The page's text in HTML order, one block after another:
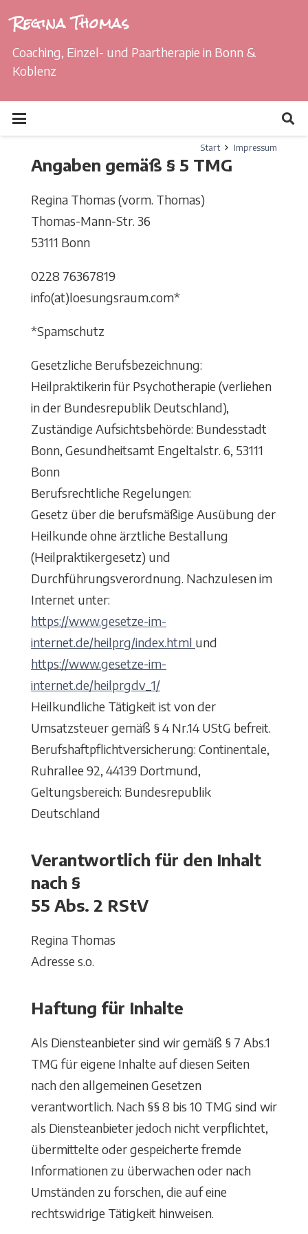
Regina Thomas
Coaching, Einzel- und Paartherapie in Bonn &
Koblenz
Start Impressum
Angaben gemäß § 5 TMG
Regina Thomas (vorm. Thomas)
Thomas-Mann-Str. 36
53111 Bonn
0228 76367819
info(at)loesungsraum.com*
*Spamschutz
Gesetzliche Berufsbezeichnung:
Heilpraktikerin für Psychotherapie (verliehen
in der Bundesrepublik Deutschland),
Zuständige Aufsichtsbehörde: Bundesstadt
Bonn, Gesundheitsamt Engeltalstr. 6, 53111
Bonn
Berufsrechtliche Regelungen:
Gesetz über die berufsmäßige Ausübung der
Heilkunde ohne ärztliche Bestallung
(Heilpraktikergesetz) und
Durchführungsverordnung. Nachzulesen im
Internet unter:
https://www.gesetze-im-
internet.de/heilprg/index.html und
https://www.gesetze-im-
internet.de/heilprgdv_1/
Heilkundliche Tätigkeit ist von der
Umsatzsteuer gemäß § 4 Nr.14 UStG befreit.
Berufshaftpflichtversicherung: Continentale,
Ruhrallee 92, 44139 Dortmund,
Geltungsbereich: Bundesrepublik
Deutschland
Verantwortlich für den Inhalt
nach §
55 Abs. 2 RStV
Regina Thomas
Adresse s.o.
Haftung für Inhalte
Als Diensteanbieter sind wir gemäß § 7 Abs.1
TMG für eigene Inhalte auf diesen Seiten
nach den allgemeinen Gesetzen
verantwortlich. Nach §§ 8 bis 10 TMG sind wir
als Diensteanbieter jedoch nicht verpflichtet,
übermittelte oder gespeicherte fremde
Informationen zu überwachen oder nach
Umständen zu forschen, die auf eine
rechtswidrige Tätigkeit hinweisen.